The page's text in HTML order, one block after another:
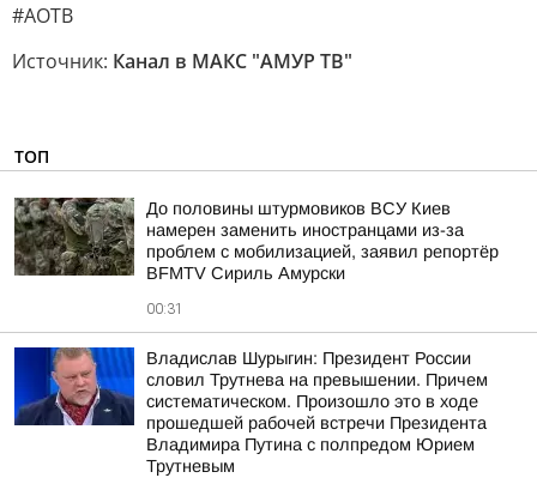
#АОТВ
Источник: Канал в МАКС "АМУР ТВ"
ТОП
До половины штурмовиков ВСУ Киев
намерен заменить иностранцами из-за
проблем с мобилизацией, заявил репортёр
BFMTV Сириль Амурски
00:31
Владислав Шурыгин: Президент России
словил Трутнева на превышении. Причем
систематическом. Произошло это в ходе
прошедшей рабочей встречи Президента
Владимира Путина с полпредом Юрием
Трутневым